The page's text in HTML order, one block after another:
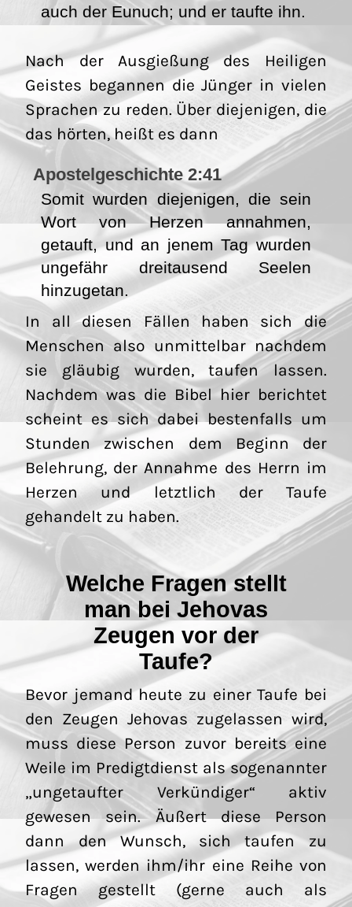
auch der Eunuch; und er taufte ihn.
Nach der Ausgießung des Heiligen
Geistes begannen die Jünger in vielen
Sprachen zu reden. Über diejenigen, die
das hörten, heißt es dann
Apostelgeschichte 2:41
Somit wurden diejenigen, die sein
Wort von Herzen annahmen,
getauft, und an jenem Tag wurden
ungefähr dreitausend Seelen
hinzugetan.
In all diesen Fällen haben sich die
Menschen also unmittelbar nachdem
sie gläubig wurden, taufen lassen.
Nachdem was die Bibel hier berichtet
scheint es sich dabei bestenfalls um
Stunden zwischen dem Beginn der
Belehrung, der Annahme des Herrn im
Herzen und letztlich der Taufe
gehandelt zu haben.
Welche Fragen stellt
man bei Jehovas
Zeugen vor der
Taufe?
Bevor jemand heute zu einer Taufe bei
den Zeugen Jehovas zugelassen wird,
muss diese Person zuvor bereits eine
Weile im Predigtdienst als sogenannter
„ungetaufter Verkündiger“ aktiv
gewesen sein. Äußert diese Person
dann den Wunsch, sich taufen zu
lassen, werden ihm/ihr eine Reihe von
Fragen gestellt (gerne auch als